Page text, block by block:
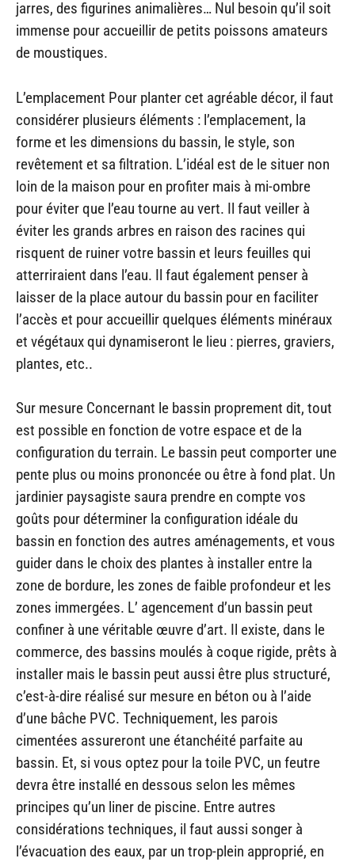
jarres, des figurines animalières… Nul besoin qu’il soit
immense pour accueillir de petits poissons amateurs
de moustiques.
L’emplacement Pour planter cet agréable décor, il faut
considérer plusieurs éléments : l’emplacement, la
forme et les dimensions du bassin, le style, son
revêtement et sa filtration. L’idéal est de le situer non
loin de la maison pour en profiter mais à mi-ombre
pour éviter que l’eau tourne au vert. Il faut veiller à
éviter les grands arbres en raison des racines qui
risquent de ruiner votre bassin et leurs feuilles qui
atterriraient dans l’eau. Il faut également penser à
laisser de la place autour du bassin pour en faciliter
l’accès et pour accueillir quelques éléments minéraux
et végétaux qui dynamiseront le lieu : pierres, graviers,
plantes, etc..
Sur mesure Concernant le bassin proprement dit, tout
est possible en fonction de votre espace et de la
configuration du terrain. Le bassin peut comporter une
pente plus ou moins prononcée ou être à fond plat. Un
jardinier paysagiste saura prendre en compte vos
goûts pour déterminer la configuration idéale du
bassin en fonction des autres aménagements, et vous
guider dans le choix des plantes à installer entre la
zone de bordure, les zones de faible profondeur et les
zones immergées. L’ agencement d’un bassin peut
confiner à une véritable œuvre d’art. Il existe, dans le
commerce, des bassins moulés à coque rigide, prêts à
installer mais le bassin peut aussi être plus structuré,
c’est-à-dire réalisé sur mesure en béton ou à l’aide
d’une bâche PVC. Techniquement, les parois
cimentées assureront une étanchéité parfaite au
bassin. Et, si vous optez pour la toile PVC, un feutre
devra être installé en dessous selon les mêmes
principes qu’un liner de piscine. Entre autres
considérations techniques, il faut aussi songer à
l’évacuation des eaux, par un trop-plein approprié, en